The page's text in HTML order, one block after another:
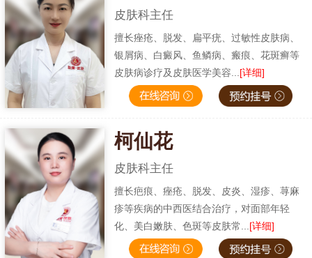
皮肤科主任
擅长痤疮、脱发、扁平疣、过敏性皮肤病、
银屑病、白癜风、鱼鳞病、瘢痕、花斑癣等
皮肤病诊疗及皮肤医学美容... [详细]
柯仙花
皮肤科主任
擅长疤痕、痤疮、脱发、皮炎、湿疹、荨麻
疹等疾病的中西医结合治疗，对面部年轻
化、美白嫩肤、色斑等皮肤常... [详细]